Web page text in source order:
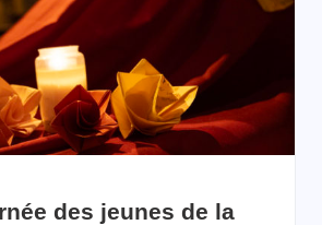
des jeunes de la